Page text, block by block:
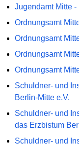
Jugendamt Mitte
Ordnungsamt
Ordnungsamt
Ordnungsamt
Ordnungsamt
Schuldner- und
Berlin-Mitte e.V.
Schuldner- und
das Erzbistum
Schuldner- und